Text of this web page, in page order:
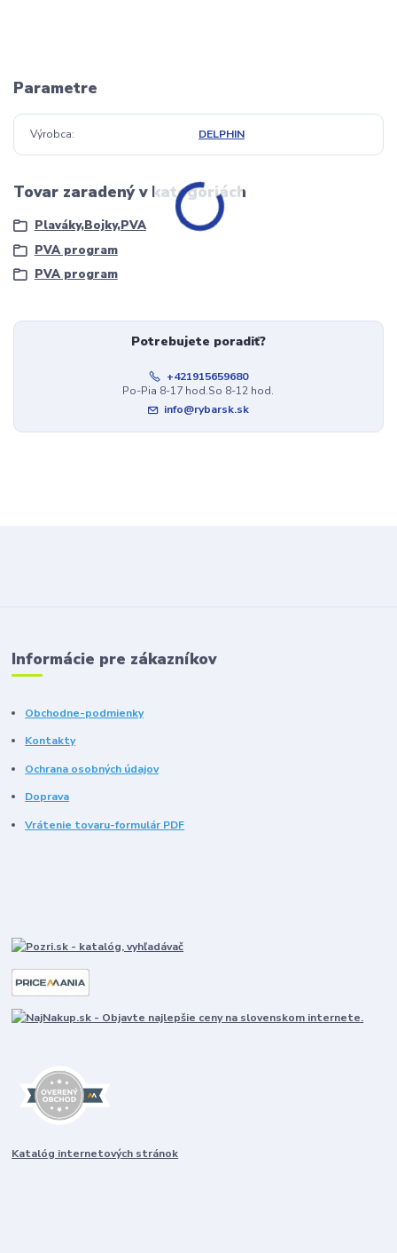
Parametre
Výrobca DELPHIN
Tovar zaradený v kategóriách
Plaváky,Bojky,PVA
PVA program
PVA program
Potrebujete poradiť?
+421915659680
Po-Pia 8-17 hod.So 8-12 hod.
info@rybarsk.sk
Informácie pre zákazníkov
Obchodne-podmienky
Kontakty
Ochrana osobných údajov
Doprava
Vrátenie tovaru-formulár PDF
Katalóg internetových stránok